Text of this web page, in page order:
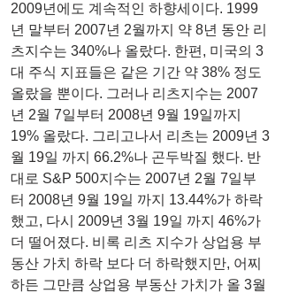
2009년에도 계속적인 하향세이다. 1999
년 말부터 2007년 2월까지 약 8년 동안 리
츠지수는 340%나 올랐다. 한편, 미국의 3
대 주식 지표들은 같은 기간 약 38% 정도
올랐을 뿐이다. 그러나 리츠지수는 2007
년 2월 7일부터 2008년 9월 19일까지
19% 올랐다. 그리고나서 리츠는 2009년 3
월 19일 까지 66.2%나 곤두박질 했다. 반
대로 S&P 500지수는 2007년 2월 7일부
터 2008년 9월 19일 까지 13.44%가 하락
했고, 다시 2009년 3월 19일 까지 46%가
더 떨어졌다. 비록 리츠 지수가 상업용 부
동산 가치 하락 보다 더 하락했지만, 어찌
하든 그만큼 상업용 부동산 가치가 올 3월